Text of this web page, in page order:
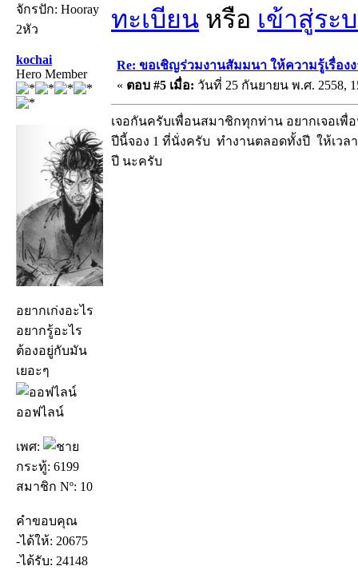
จักรปัก: Hooray
2หัว
ทะเบียน หรือ เข้าสู่ระ
kochai
Hero Member
อยากเก่งอะไร
อยากรู้อะไร
ต้องอยู่กับมัน
เยอะๆ
ออฟไลน์
เพศ:
กระทู้: 6199
สมาชิก Nº: 10
คำขอบคุณ
-ได้ให้: 20675
-ได้รับ: 24148
Re: ขอเชิญร่วมงานสัมมนา ให้ความรู้เรื่อง
« ตอบ #5 เมื่อ: วันที่ 25 กันยายน พ.ศ. 2558,
เจอกันครับเพื่อนสมาชิกทุกท่าน อยากเจอเ
ปีนี้จอง 1 ที่นั่งครับ ทำงานตลอดทั้งปี ให้เวล
ปี นะครับ